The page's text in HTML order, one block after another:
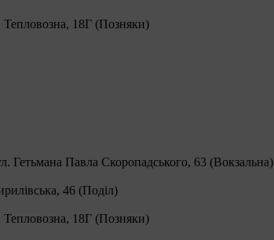
Тепловозна, 18Г (Позняки)
Гетьмана Павла Скоропадського, 63 (Вокзальна)
46 (Поділ)
Тепловозна, 18Г (Позняки)